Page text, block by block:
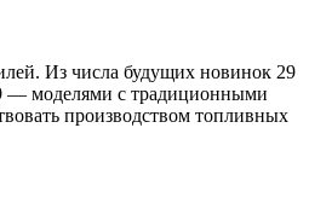
Из числа будущих новинок 29
— моделями с традиционными
производством топливных